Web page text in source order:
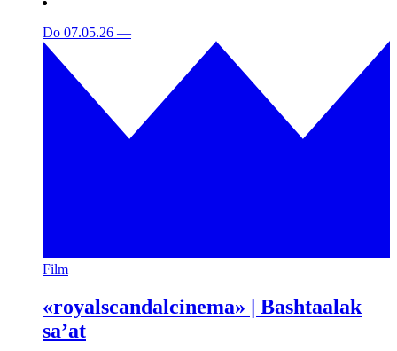
Do 07.05.26 —
Film
«royalscandalcinema» | Bashtaalak
sa’at